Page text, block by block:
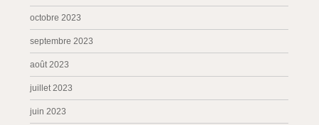
octobre 2023
septembre 2023
août 2023
juillet 2023
juin 2023